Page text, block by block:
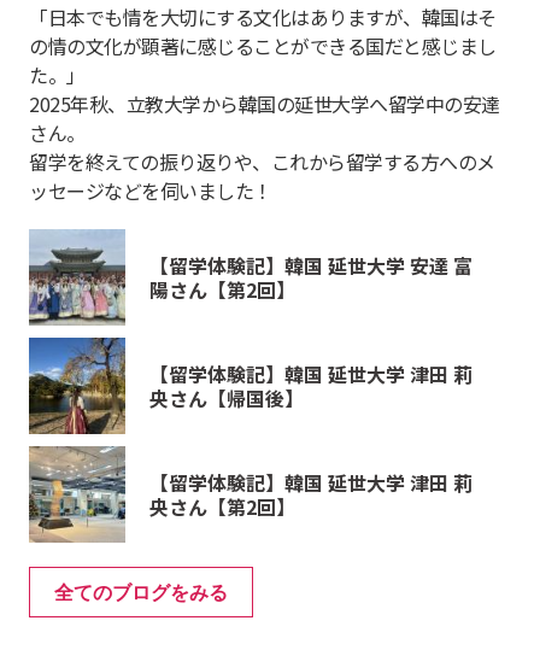
「日本でも情を大切にする文化はありますが、韓国はそ
の情の文化が顕著に感じることができる国だと感じまし
た。」
2025年秋、立教大学から韓国の延世大学へ留学中の安達
さん。
留学を終えての振り返りや、これから留学する方へのメ
ッセージなどを伺いました！
【留学体験記】韓国 延世大学 安達 富
陽さん【第2回】
【留学体験記】韓国 延世大学 津田 莉
央さん【帰国後】
【留学体験記】韓国 延世大学 津田 莉
央さん【第2回】
全てのブログをみる